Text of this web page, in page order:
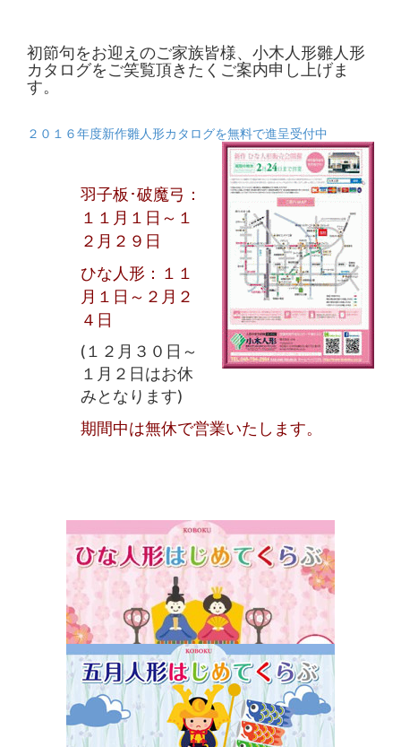
初節句をお迎えのご家族皆様、小木人形雛人形
カタログをご笑覧頂きたくご案内申し上げま
す。
２０１６年度新作雛人形カタログを無料で進呈受付中
羽子板･破魔弓：
１１月１日～１
２月２９日
ひな人形：１１
月１日～２月２
４日
(１２月３０日～
１月２日はお休
みとなります)
期間中は無休で営業いたします。